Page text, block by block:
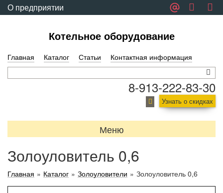
О предприятии
Котельное оборудование
Главная Каталог Статьи Контактная информация
8-913-222-83-30
Узнать о скидках
Меню
Золоуловитель 0,6
Главная » Каталог » Золоуловители » Золоуловитель 0,6